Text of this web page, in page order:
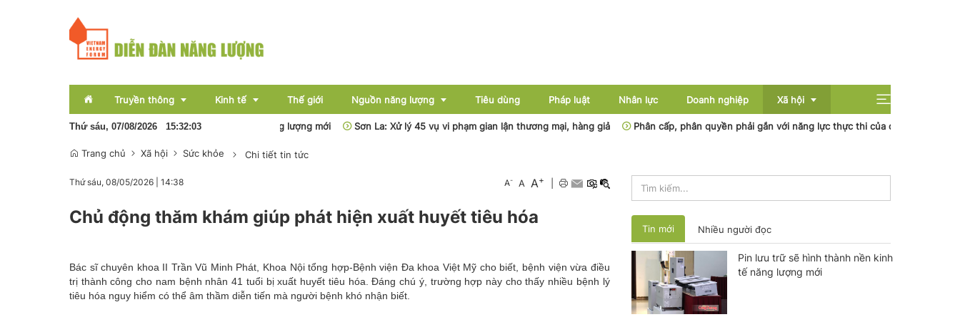
Truyền thông Kinh tế
Bất động sản
Emagazine
Thế giới Nguồn năng lượng
Than - Khoáng sản
Năng lượng mới
Tiêu dùng Pháp luật Nhân lực Doanh nghiệp Xã hội
Pin lưu trữ sẽ hình thành nền kinh tế năng lượng mới Sơn La: Xử lý 45 vụ vi phạm gian lận thương mại, hàng giả Phân cấp, phân quyền phải gắn với năng lực thực thi của địa phương
Thứ sáu, 07/08/2026 15:32:04
Trang chủ Xã hội Sức khỏe Chi tiết tin tức
Thứ sáu, 08/05/2026 14:38 A- A A+
Chủ động thăm khám giúp phát hiện xuất huyết tiêu hóa
Bác sĩ chuyên khoa II Trần Vũ Minh Phát, Khoa Nội tổng hợp-Bệnh viện Đa khoa Việt Mỹ cho biết, bệnh viện vừa điều
trị thành công cho nam bệnh nhân 41 tuổi bị xuất huyết tiêu hóa. Đáng chú ý, trường hợp này cho thấy nhiều bệnh lý
tiêu hóa nguy hiểm có thể âm thầm diễn tiến mà người bệnh khó nhận biết.
Tin mới Nhiều người đọc
Pin lưu trữ sẽ hình thành nền kinh
tế năng lượng mới